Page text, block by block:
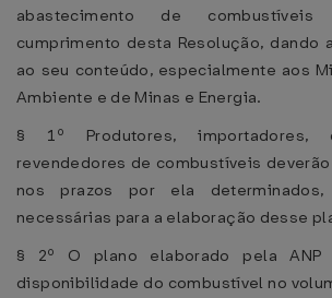
abastecimento de
cumprimento desta Resolução, dando
ao seu conteúdo, especialmente aos
Ambiente e de Minas e Energia.
§ 1º Produtores, importadores,
revendedores de combustíveis deverão
nos prazos por ela
necessárias para a elaboração desse
§ 2º O plano elaborado pela ANP
disponibilidade do combustível no